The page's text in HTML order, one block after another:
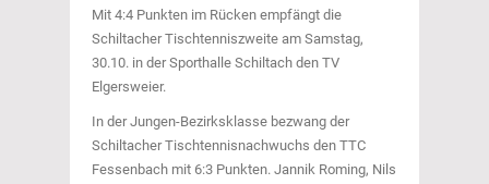
Mit 4:4 Punkten im Rücken empfängt die
Schiltacher Tischtenniszweite am Samstag,
30.10. in der Sporthalle Schiltach den TV
Elgersweier.
In der Jungen-Bezirksklasse bezwang der
Schiltacher Tischtennisnachwuchs den TTC
Fessenbach mit 6:3 Punkten. Jannik Roming, Nils